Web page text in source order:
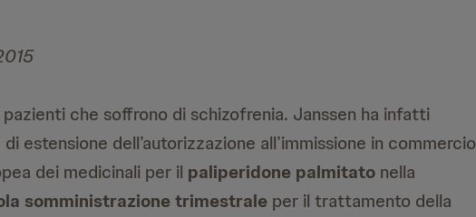
che soffrono di schizofrenia. Janssen ha infatti
estensione dell’autorizzazione all’immissione in commercio
dei medicinali per il paliperidone palmitato nella
somministrazione trimestrale per il trattamento della